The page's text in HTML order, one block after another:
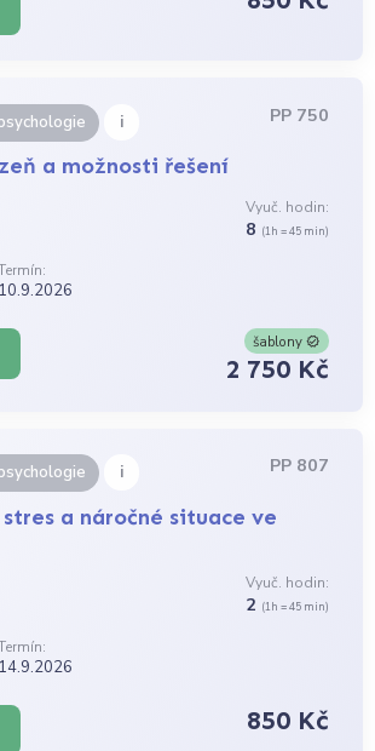
i PP 750
a možnosti řešení
Vyuč. hodin:
8 (1h = 45 min)
10.9.2026
šablony
2 750 Kč
i PP 807
a náročné situace ve
Vyuč. hodin:
2 (1h = 45 min)
14.9.2026
850 Kč